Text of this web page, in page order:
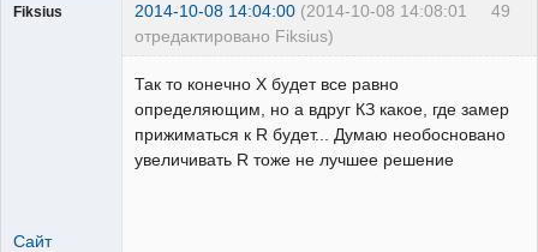
49
Fiksius 2014-10-08 14:04:00 (2014-10-08 14:08:01
отредактировано Fiksius)
Так то конечно Х будет все равно
определяющим, но а вдруг КЗ какое, где замер
прижиматься к R будет... Думаю необосновано
увеличивать R тоже не лучшее решение
Сайт